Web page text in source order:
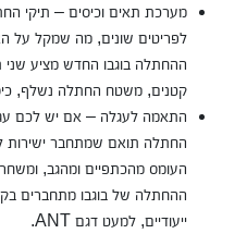
מערכת תאים וכיסים – תיקי
לפריטים שונים, מה שמקל על
ההחתלה בוגבו החדש מציע שני
קטנים, משטח החתלה נשלף, כיס
התאמה לעגלה – אם יש לכם
החתלה תואם שמתחבר ישירות
העומס מהכתפיים ומהגב,
ההחתלה של בוגבו מתחברים
ייעודיים, למעט דגם ANT.